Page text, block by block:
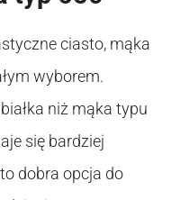
ciasto, mąka
wyborem.
niż mąka typu
się bardziej
dobra opcja do